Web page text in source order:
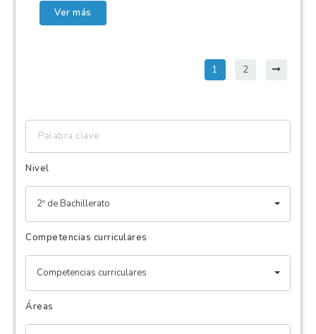
Ver más
1 2
clave
Nivel
2º de Bachillerato
Competencias curriculares
Competencias curriculares
Áreas